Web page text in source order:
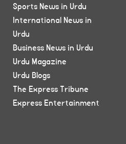
Sports News in Urdu
International News in
Urdu
Business News in Urdu
Urdu Magazine
Urdu Blogs
The Express Tribune
Express Entertainment